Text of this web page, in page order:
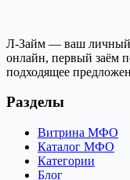
Л-Займ — ваш личный
онлайн, первый заём
подходящее
Разделы
Витрина МФО
Каталог МФО
Категории
Блог